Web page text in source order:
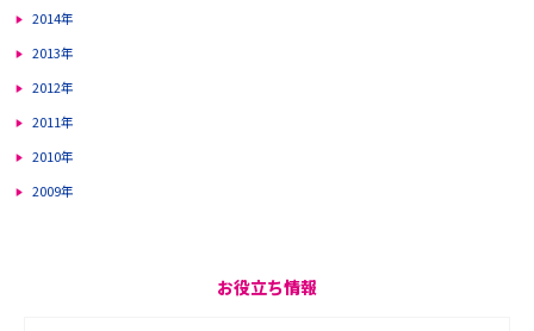
2014年
2013年
2012年
2011年
2010年
2009年
お役立ち情報